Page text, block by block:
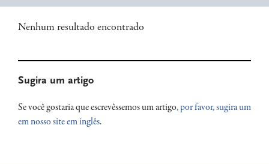
Nenhum resultado encontrado
Sidebar
Sugira um artigo
Se você gostaria que escrevêssemos um artigo, por favor, sugira um
em nosso site em inglês.